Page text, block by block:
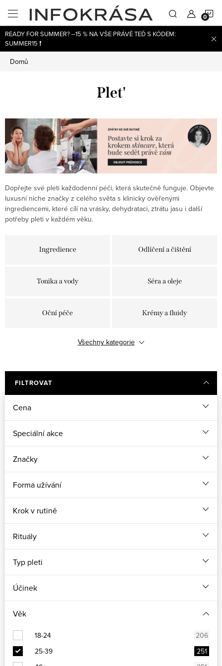
obsah
READY FOR SUMMER? –15 % NA VŠE PRÁVĚ TEĎ S KÓDEM:
SUMMER15 ❗
Domů
Plet'
Dopřejte své pleti každodenní péči, která skutečně funguje. Objevte
luxusní niche značky z celého světa s klinicky ověřenými
ingrediencemi, které cílí na vrásky, dehydrataci, ztrátu jasu i další
potřeby pleti v každém věku.
Ingredience Odlíčení a čištění
Tonika a vody Séra a oleje
Oční péče Krémy a fluidy
Pleťové maskyVšechny kategorie
FILTROVAT
Cena
Speciální akce
Značky
Forma užívání
Krok v rutině
Rituály
Typ pleti
Účinek
Věk
18-24
206
25-39
251